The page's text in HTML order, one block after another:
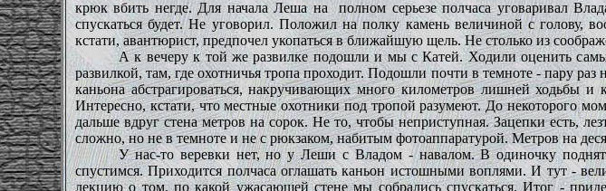
крюк вбить негде. Для начала Леша на
полном серьезе полчаса уговаривал
спускаться будет. Не уговорил. Положил на полку камень величиной с голову,
кстати, авантюрист, предпочел укопаться в ближайшую щель. Не столько из
А к вечеру к той же развилке подошли и мы с Катей. Ходили оценить
развилкой, там, где охотничья тропа проходит. Подошли почти в темноте - пару
каньона абстрагироваться, накручивающих много километров лишней ходьбы
Интересно, кстати, что местные охотники под тропой разумеют. До некоторого
дальше вдруг стена метров на сорок. Не то, чтобы неприступная. Зацепки есть,
сложно, но не в темноте и не с рюкзаком, набитым фотоаппаратурой. Метров на
У нас-то веревки нет, но у Леши с Владом - навалом. В одиночку
спустимся. Приходится полчаса оглашать каньон истошными воплями. И тут -
лекцию о том, по какой ужасающей стене мы собрались спускаться. Итог -